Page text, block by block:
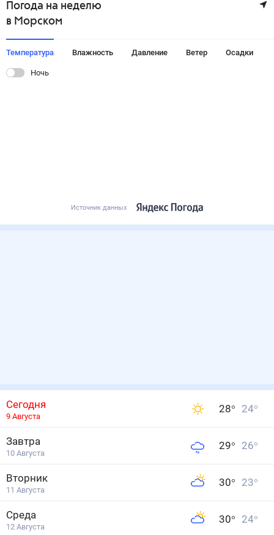
Погода на неделю
в Морском
Температура Влажность Давление Ветер Осадки
Ночь
Источник данных
Сегодня
9 Августа
28° 24°
Завтра
10 Августа
29° 26°
Вторник
11 Августа
30° 23°
Среда
12 Августа
30° 24°